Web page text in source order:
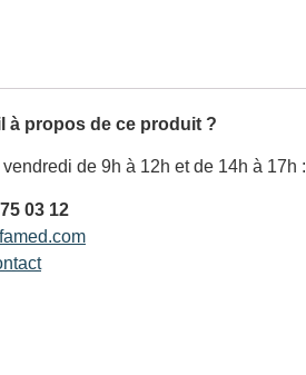
à propos de ce produit ?
de 9h à 12h et de 14h à 17h :
03 12